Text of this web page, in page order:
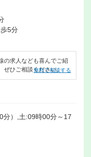
5分
の求人なども喜んでご紹
ぜひご相談ください。
無料で相談する
分）,土:09時00分～17